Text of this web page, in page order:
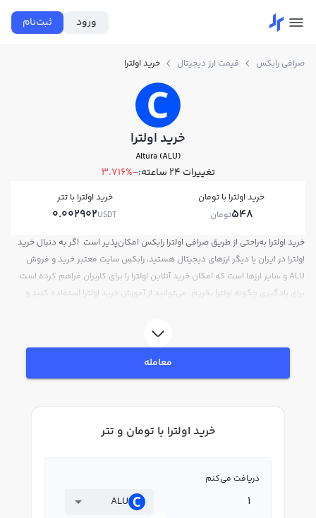
ورود ثبت‌نام
صرافی رابکس قیمت ارز دیجیتال خرید اولترا
خرید اولترا
Altura (ALU)
تغییرات ۲۴ ساعته: -3.716%
خرید اولترا با تومان
548تومان
خرید اولترا با تتر
0.002902USDT
خرید اولترا به‌راحتی از طریق صرافی اولترا رابکس امکان‌پذیر است. اگر به دنبال خرید
اولترا در ایران یا دیگر ارزهای دیجیتال هستید، رابکس سایت معتبر خرید و فروش
ALU و سایر ارزها است که امکان خرید آنلاین اولترا را برای کاربران فراهم کرده است.
برای یادگیری چگونه اولترا بخریم، می‌توانید از آموزش خرید اولترا استفاده کنید و
قیمت لحظه‌ای، نمودار و امکانات فروش اولترا نیز در دسترس شما قرار دارد تا بتوانید
تصمیمات بهتری در معاملات خود بگیرید.
معامله
خرید اولترا با تومان و تتر
دریافت می‌کنم
ALU